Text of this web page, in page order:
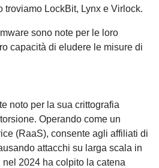
troviamo LockBit, Lynx e Virlock.
sono note per le loro
capacità di eludere le misure di
noto per la sua crittografia
Operando come un
(RaaS), consente agli affiliati di
attacchi su larga scala in
2024 ha colpito la catena